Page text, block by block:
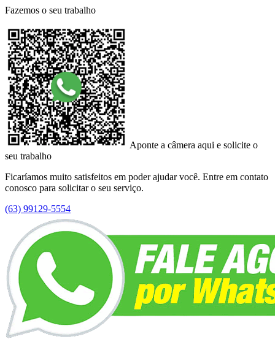
Fazemos o seu trabalho
Aponte a câmera aqui e solicite o
seu trabalho
Ficaríamos muito satisfeitos em poder ajudar você. Entre em contato
conosco para solicitar o seu serviço.
(63) 99129-5554